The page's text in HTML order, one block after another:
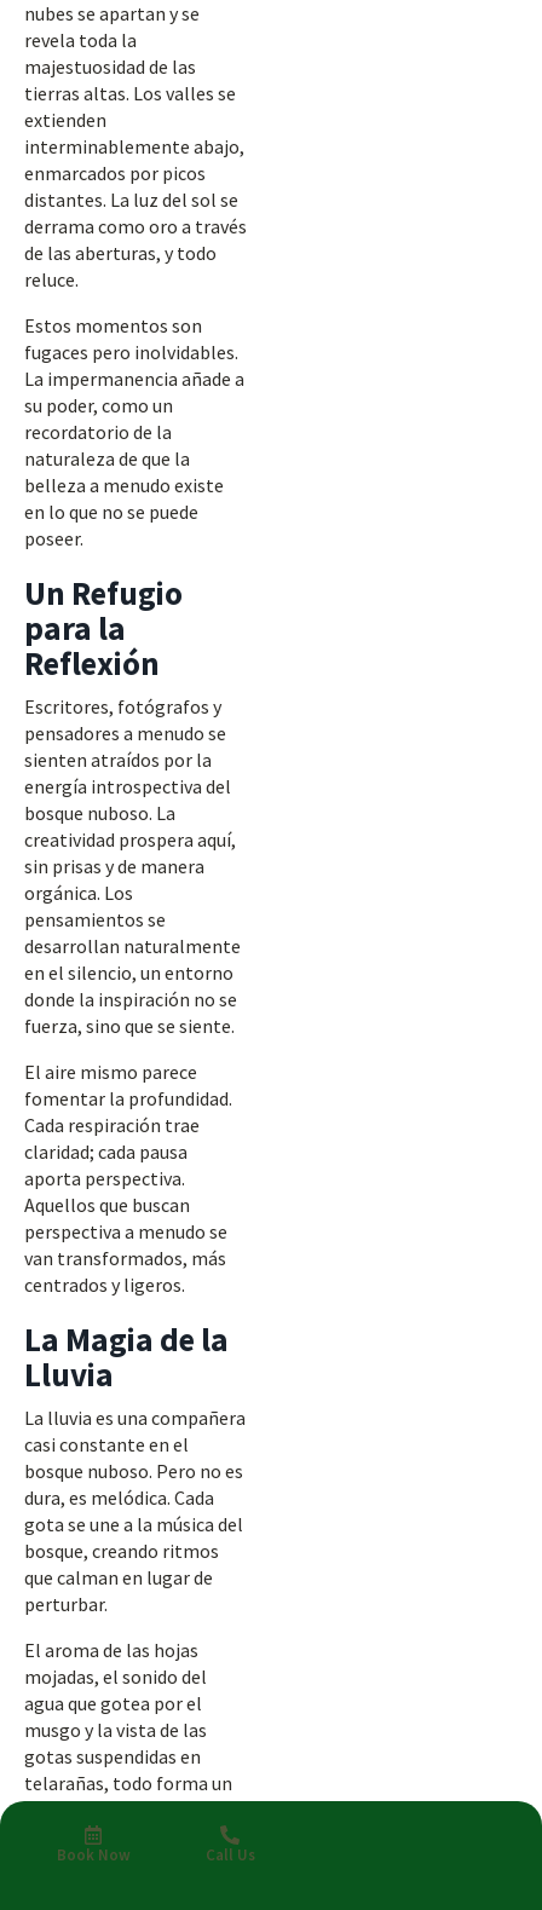
nubes se apartan y se
revela toda la
majestuosidad de las
tierras altas. Los valles se
extienden
interminablemente abajo,
enmarcados por picos
distantes. La luz del sol se
derrama como oro a través
de las aberturas, y todo
reluce.
Estos momentos son
fugaces pero inolvidables.
La impermanencia añade a
su poder, como un
recordatorio de la
naturaleza de que la
belleza a menudo existe
en lo que no se puede
poseer.
Un Refugio
para la
Reflexión
Escritores, fotógrafos y
pensadores a menudo se
sienten atraídos por la
energía introspectiva del
bosque nuboso. La
creatividad prospera aquí,
sin prisas y de manera
orgánica. Los
pensamientos se
desarrollan naturalmente
en el silencio, un entorno
donde la inspiración no se
fuerza, sino que se siente.
El aire mismo parece
fomentar la profundidad.
Cada respiración trae
claridad; cada pausa
aporta perspectiva.
Aquellos que buscan
perspectiva a menudo se
van transformados, más
centrados y ligeros.
La Magia de la
Lluvia
La lluvia es una compañera
casi constante en el
bosque nuboso. Pero no es
dura, es melódica. Cada
gota se une a la música del
bosque, creando ritmos
que calman en lugar de
perturbar.
El aroma de las hojas
mojadas, el sonido del
agua que gotea por el
musgo y la vista de las
gotas suspendidas en
telarañas, todo forma un
lluvia se convierte en un
abrazo, recordándote que
Book Now Call Us